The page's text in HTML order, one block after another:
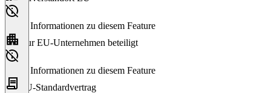
Keine Informationen zu diesem Feature
Nur EU-Unternehmen beteiligt
Keine Informationen zu diesem Feature
EU-Standardvertrag